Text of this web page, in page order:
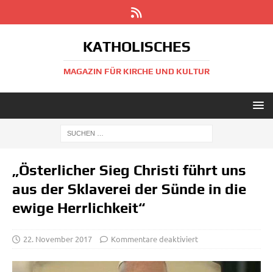
KATHOLISCHES
MAGAZIN FÜR KIRCHE UND KULTUR
„Österlicher Sieg Christi führt uns
aus der Sklaverei der Sünde in die
ewige Herrlichkeit“
22. November 2017 Kommentare deaktiviert